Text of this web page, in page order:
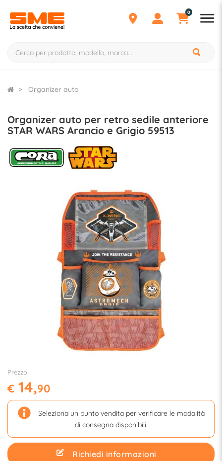
0
Organizer auto
Organizer auto per retro sedile anteriore
STAR WARS Arancio e Grigio 59513
Prezzo
€ 14,90
Seleziona un punto vendita per verificare le modalità
di consegna disponibili.
Richiedi informazioni